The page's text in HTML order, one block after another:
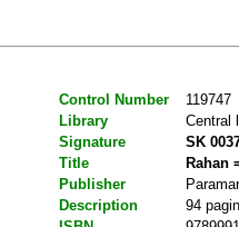
Control Number
119747
Library
Central
Signature
SK
Title
Rahan
Publisher
Description
94